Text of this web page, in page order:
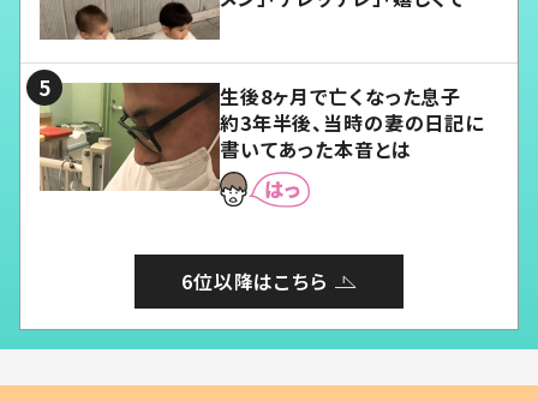
生後8ヶ月で亡くなった息子
約3年半後、当時の妻の日記に
書いてあった本音とは
6位以降はこちら